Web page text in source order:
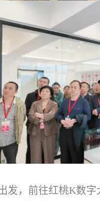
发，前往红桃K数字